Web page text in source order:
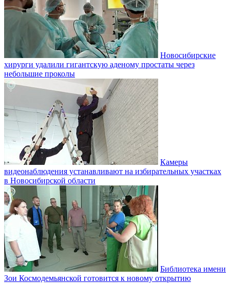
Новосибирские
хирурги удалили гигантскую аденому простаты через
небольшие проколы
Камеры
видеонаблюдения устанавливают на избирательных участках
в Новосибирской области
Библиотека имени
Зои Космодемьянской готовится к новому открытию